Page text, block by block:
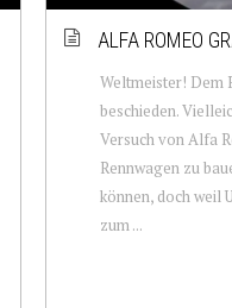
ALFA ROMEO
Weltmeister! Dem
beschieden.
Versuch von Alfa
Rennwagen zu
können, doch weil
zum ...